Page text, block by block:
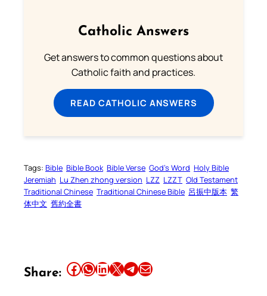
Catholic Answers
Get answers to common questions about
Catholic faith and practices.
READ CATHOLIC ANSWERS
Tags: Bible Bible Book Bible Verse God’s Word Holy Bible
Jeremiah Lu Zhen zhong version LZZ LZZT Old Testament
Traditional Chinese Traditional Chinese Bible 呂振中版本 繁
体中文 舊約全書
Share: Share this article on Facebook Share this article on WhatsApp Share this article on LinkedIn Share this article on X Share this article on TelegramEmail this Article